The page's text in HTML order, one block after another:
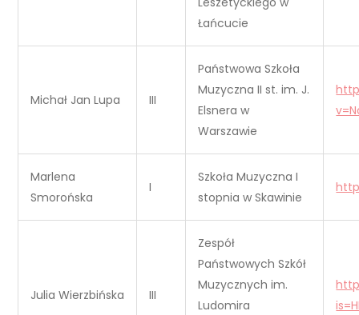
Łańcucie
Michał Jan Lupa III
Państwowa Szkoła
Muzyczna II st. im. J.
Elsnera w
Warszawie
Marlena
Smorońska
I
Szkoła Muzyczna I
stopnia w Skawinie
Julia Wierzbińska III
Zespół
Państwowych Szkół
Muzycznych im.
Ludomira